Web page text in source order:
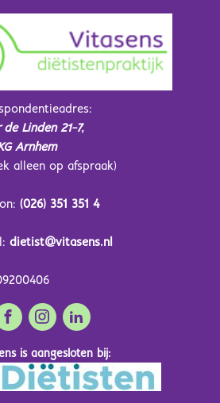
de Linden 21-7,
Arnhem
alleen op afspraak)
(026) 351 351 4
dietist@vitasens.nl
is aangesloten bij: